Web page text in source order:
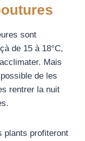
sont
de 15 à 18°C,
Mais
de les
rentrer la nuit
plants profiteront